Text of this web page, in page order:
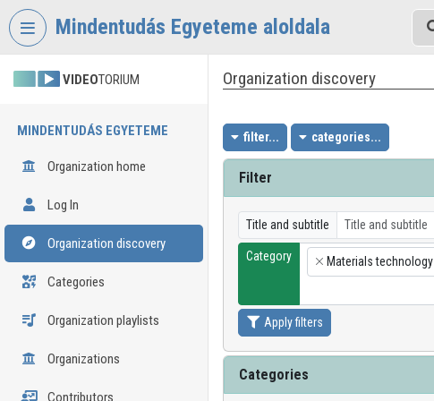
Skip header
Mindentudás Egyeteme aloldala
VIDEOTORIUM
MINDENTUDÁS EGYETEME
Organization home
Log In
Organization discovery
Categories
Organization playlists
Organizations
Contributors
Organization discovery
filter... categories...
Filter
Title and subtitle
Category
×
Materials technology
Apply filters
Categories